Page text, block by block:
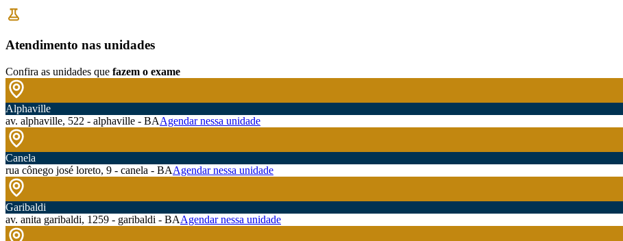
Atendimento nas unidades
Confira as unidades que fazem o exame
Alphaville
av. alphaville, 522 - alphaville - BAAgendar nessa unidade
Canela
rua cônego josé loreto, 9 - canela - BAAgendar nessa unidade
Garibaldi
av. anita garibaldi, 1259 - garibaldi - BAAgendar nessa unidade